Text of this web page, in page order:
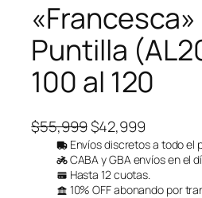
Puntilla
100 al 120
$55,999E
l
p
r
$42,999E
l
p
r
Envíos discretos a todo el
CABA y GBA envíos en el
Hasta 12 cuotas.
10% OFF abonando por